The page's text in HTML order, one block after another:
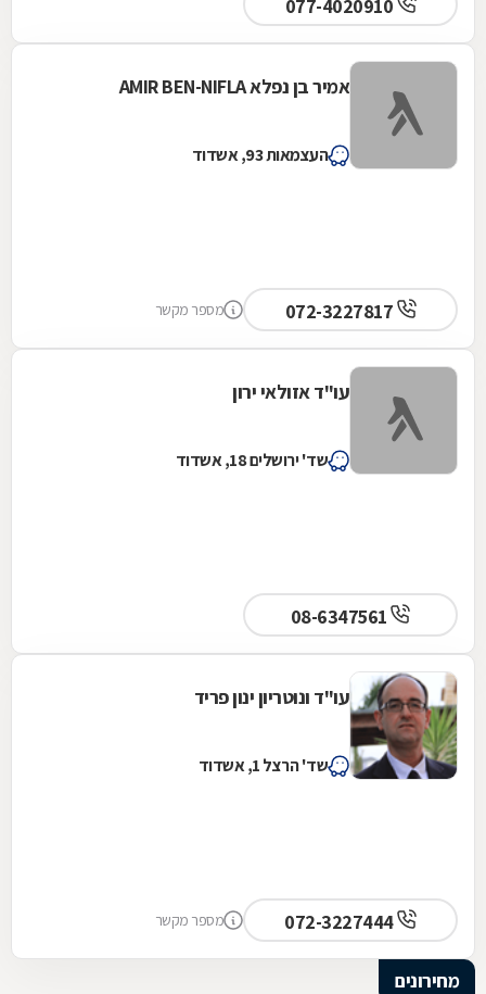
אמיר בן נפלא AMIR BEN-NIFLA
העצמאות 93, אשדוד
מספר מקשר
עו"ד אזולאי ירון
שד' ירושלים 18, אשדוד
08-6347561
עו"ד ונוטריון ינון פריד
שד' הרצל 1, אשדוד
072-3227444 מספר מקשר
מחירונים